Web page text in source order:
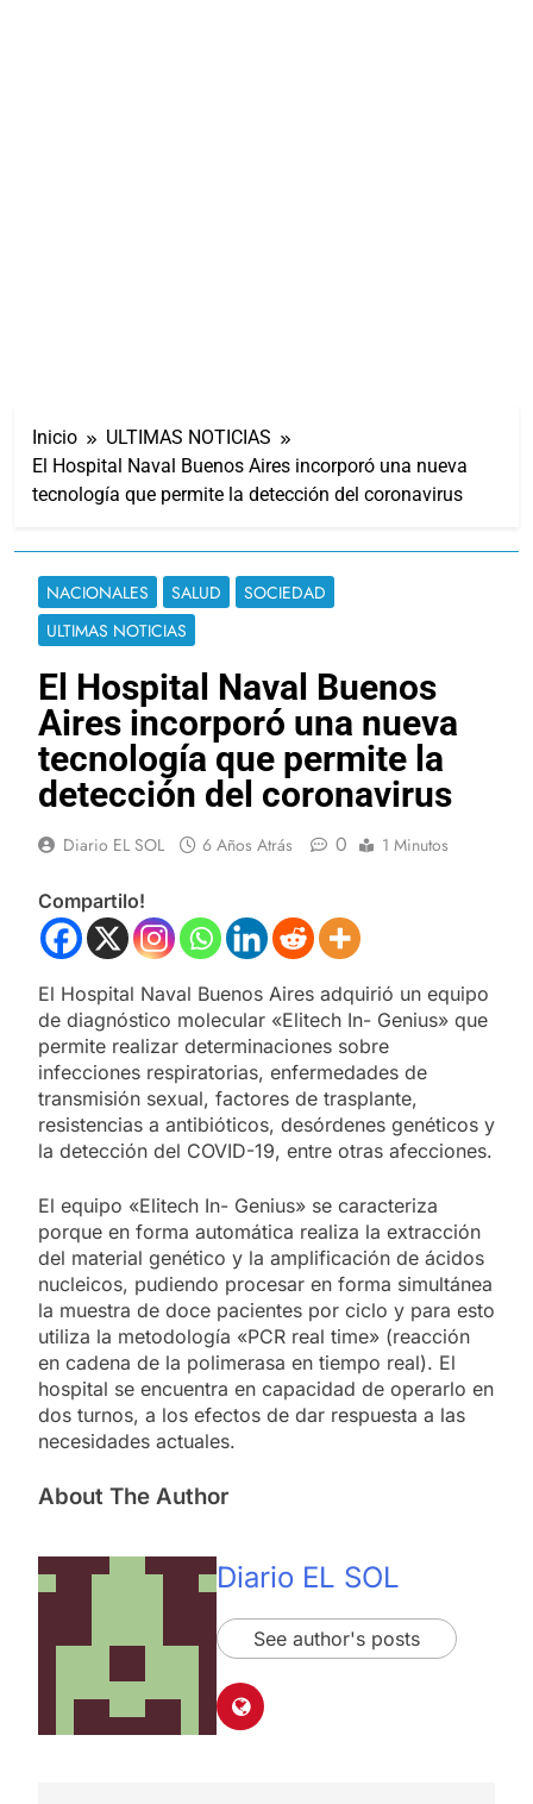
Inicio
ULTIMAS NOTICIAS
El Hospital Naval Buenos Aires incorporó una nueva
tecnología que permite la detección del coronavirus
NACIONALES SALUD
SOCIEDAD
ULTIMAS NOTICIAS
El Hospital Naval Buenos
Aires incorporó una nueva
tecnología que permite la
detección del coronavirus
Diario EL SOL 6 Años Atrás 0 1 Minutos
Compartilo!
El Hospital Naval Buenos Aires adquirió un equipo
de diagnóstico molecular «Elitech In- Genius» que
permite realizar determinaciones sobre
infecciones respiratorias, enfermedades de
transmisión sexual, factores de trasplante,
resistencias a antibióticos, desórdenes genéticos y
la detección del COVID-19, entre otras afecciones.
El equipo «Elitech In- Genius» se caracteriza
porque en forma automática realiza la extracción
del material genético y la amplificación de ácidos
nucleicos, pudiendo procesar en forma simultánea
la muestra de doce pacientes por ciclo y para esto
utiliza la metodología «PCR real time» (reacción
en cadena de la polimerasa en tiempo real). El
hospital se encuentra en capacidad de operarlo en
dos turnos, a los efectos de dar respuesta a las
necesidades actuales.
About The Author
Diario EL SOL
See author's posts